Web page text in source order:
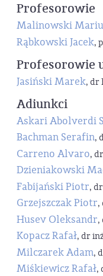
Profesorowie
Malinowski
Rąbkowski Jacek,
Profesorowie
Jasiński Marek, dr
Adiunkci
Askari Abolverdi
Bachman Serafin,
Carreno Alvaro,
Dzieniakowski
Fabijański Piotr,
Grzejszczak Piotr,
Husev Oleksandr,
Kopacz Rafał, dr
Milczarek Adam,
Miśkiewicz Rafał,